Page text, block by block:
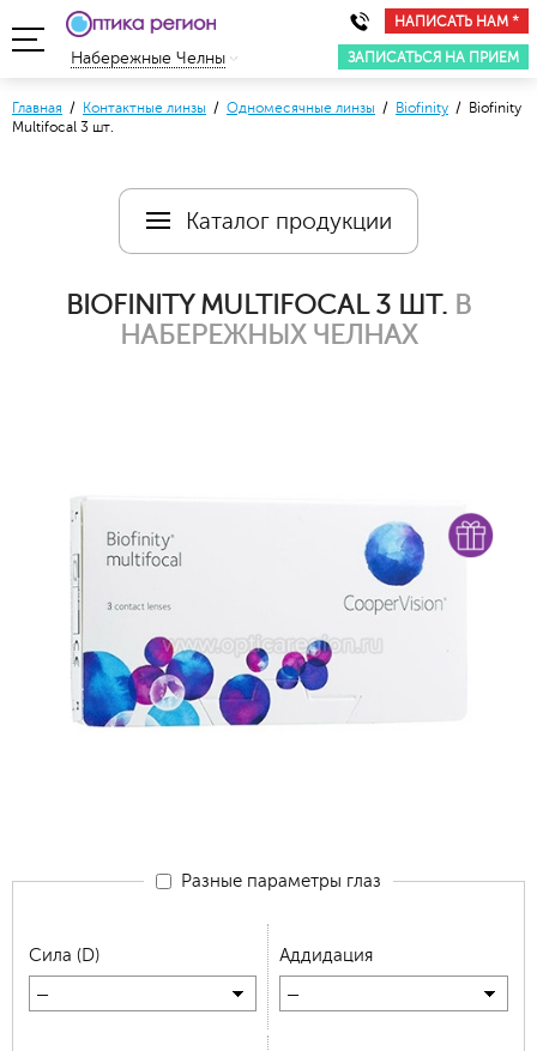
НАПИСАТЬ НАМ *
ЗАПИСАТЬСЯ НА ПРИЕМ
Набережные Челны
Главная / Контактные линзы / Одномесячные линзы / Biofinity / Biofinity
Multifocal 3 шт.
Каталог продукции
BIOFINITY MULTIFOCAL 3 ШТ. В
НАБЕРЕЖНЫХ ЧЕЛНАХ
Разные параметры глаз
Сила (D)
—
Аддидация
—